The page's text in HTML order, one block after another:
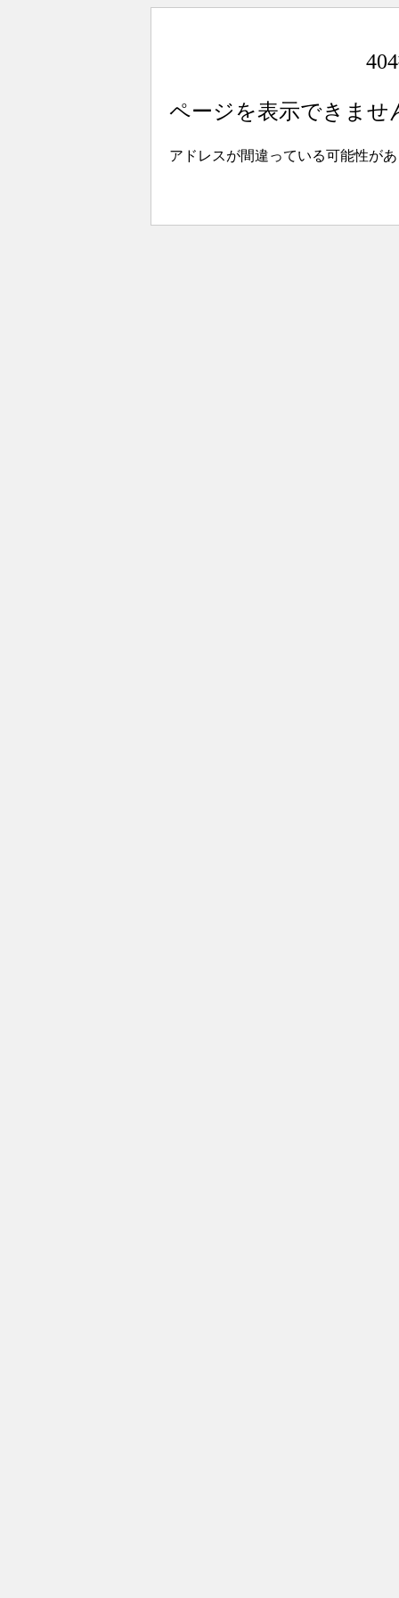
ページを表示できませ
アドレスが間違っている可能性が